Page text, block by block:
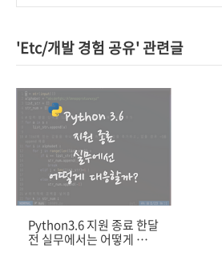
'Etc/개발 경험 공유' 관련글
Python3.6 지원 종료 한달
전 실무에서는 어떻게 대응